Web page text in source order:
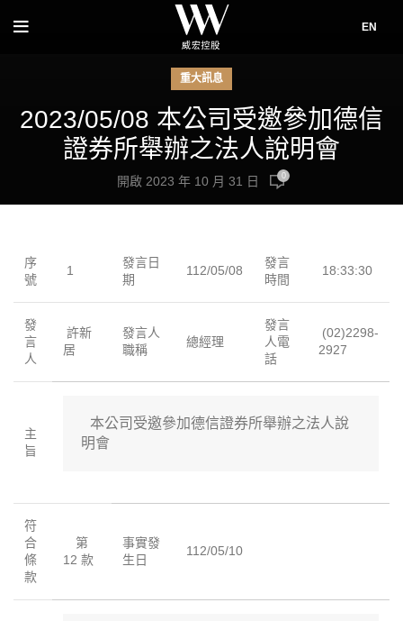
EN
重大訊息
2023/05/08 本公司受邀參加德信
證券所舉辦之法人說明會
開啟 2023 年 10 月 31 日 0
序
號
1
發言日
期
112/05/08
發言
時間
18:33:30
發
言
人
許新
居
發言人
職稱
總經理
發言
人電
話
(02)2298-
2927
主
旨
本公司受邀參加德信證券所舉辦之法人說
明會
符
合
條
款
第
12 款
事實發
生日
112/05/10